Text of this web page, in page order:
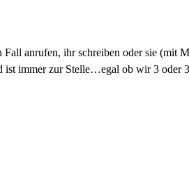
anrufen, ihr schreiben oder sie (mit
immer zur Stelle…egal ob wir 3 oder